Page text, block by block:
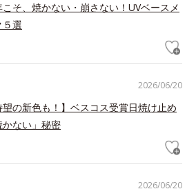
こそ、焼かない・崩さない！UVベースメ
５選
2026/06/20
望の新色も！】ベスコス受賞日焼け止め
かない」秘密
2026/06/20